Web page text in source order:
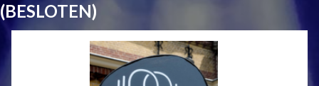
(BESLOTEN)